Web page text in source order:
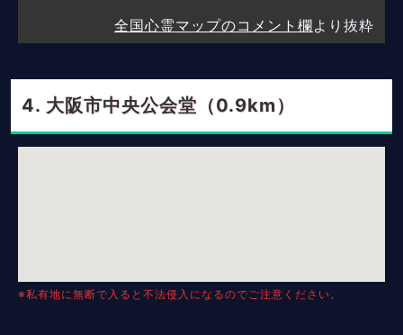
全国心霊マップのコメント欄より抜粋
大阪市中央公会堂（0.9km）
※私有地に無断で入ると不法侵入になるのでご注意ください。